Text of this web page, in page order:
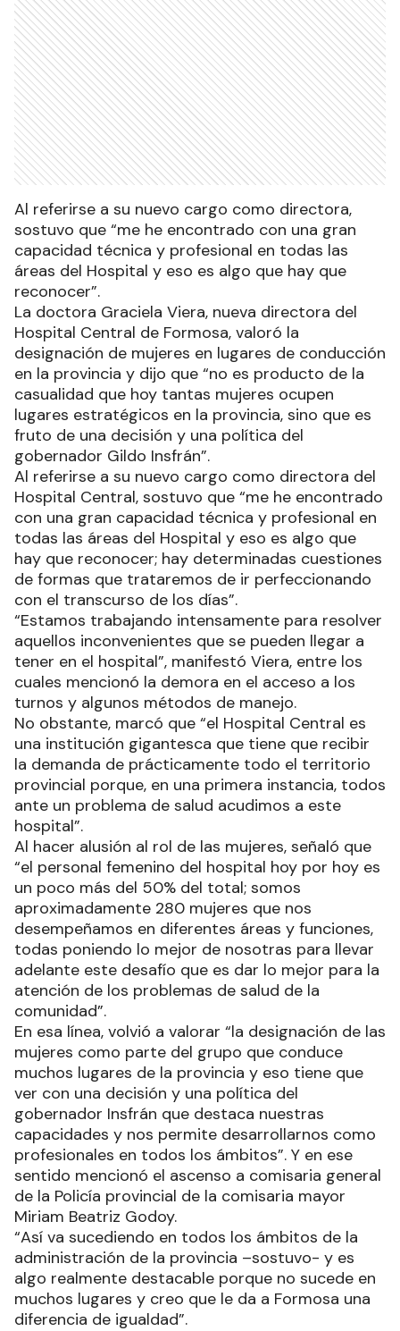
Al referirse a su nuevo cargo como directora,
sostuvo que “me he encontrado con una gran
capacidad técnica y profesional en todas las
áreas del Hospital y eso es algo que hay que
reconocer”.
La doctora Graciela Viera, nueva directora del
Hospital Central de Formosa, valoró la
designación de mujeres en lugares de conducción
en la provincia y dijo que “no es producto de la
casualidad que hoy tantas mujeres ocupen
lugares estratégicos en la provincia, sino que es
fruto de una decisión y una política del
gobernador Gildo Insfrán”.
Al referirse a su nuevo cargo como directora del
Hospital Central, sostuvo que “me he encontrado
con una gran capacidad técnica y profesional en
todas las áreas del Hospital y eso es algo que
hay que reconocer; hay determinadas cuestiones
de formas que trataremos de ir perfeccionando
con el transcurso de los días”.
“Estamos trabajando intensamente para resolver
aquellos inconvenientes que se pueden llegar a
tener en el hospital”, manifestó Viera, entre los
cuales mencionó la demora en el acceso a los
turnos y algunos métodos de manejo.
No obstante, marcó que “el Hospital Central es
una institución gigantesca que tiene que recibir
la demanda de prácticamente todo el territorio
provincial porque, en una primera instancia, todos
ante un problema de salud acudimos a este
hospital”.
Al hacer alusión al rol de las mujeres, señaló que
“el personal femenino del hospital hoy por hoy es
un poco más del 50% del total; somos
aproximadamente 280 mujeres que nos
desempeñamos en diferentes áreas y funciones,
todas poniendo lo mejor de nosotras para llevar
adelante este desafío que es dar lo mejor para la
atención de los problemas de salud de la
comunidad”.
En esa línea, volvió a valorar “la designación de las
mujeres como parte del grupo que conduce
muchos lugares de la provincia y eso tiene que
ver con una decisión y una política del
gobernador Insfrán que destaca nuestras
capacidades y nos permite desarrollarnos como
profesionales en todos los ámbitos”. Y en ese
sentido mencionó el ascenso a comisaria general
de la Policía provincial de la comisaria mayor
Miriam Beatriz Godoy.
“Así va sucediendo en todos los ámbitos de la
administración de la provincia –sostuvo- y es
algo realmente destacable porque no sucede en
muchos lugares y creo que le da a Formosa una
diferencia de igualdad”.